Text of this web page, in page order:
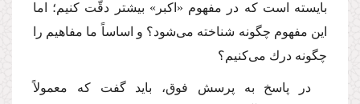
بایسته است كه در مفهوم «اكبر» بیشتر دقّت كنیم؛ اما
این مفهوم چگونه شناخته مى‌شود؟ و اساساً ما مفاهیم را
چگونه درك مى‌كنیم؟
در پاسخ به پرسش فوق، باید گفت كه معمولاً